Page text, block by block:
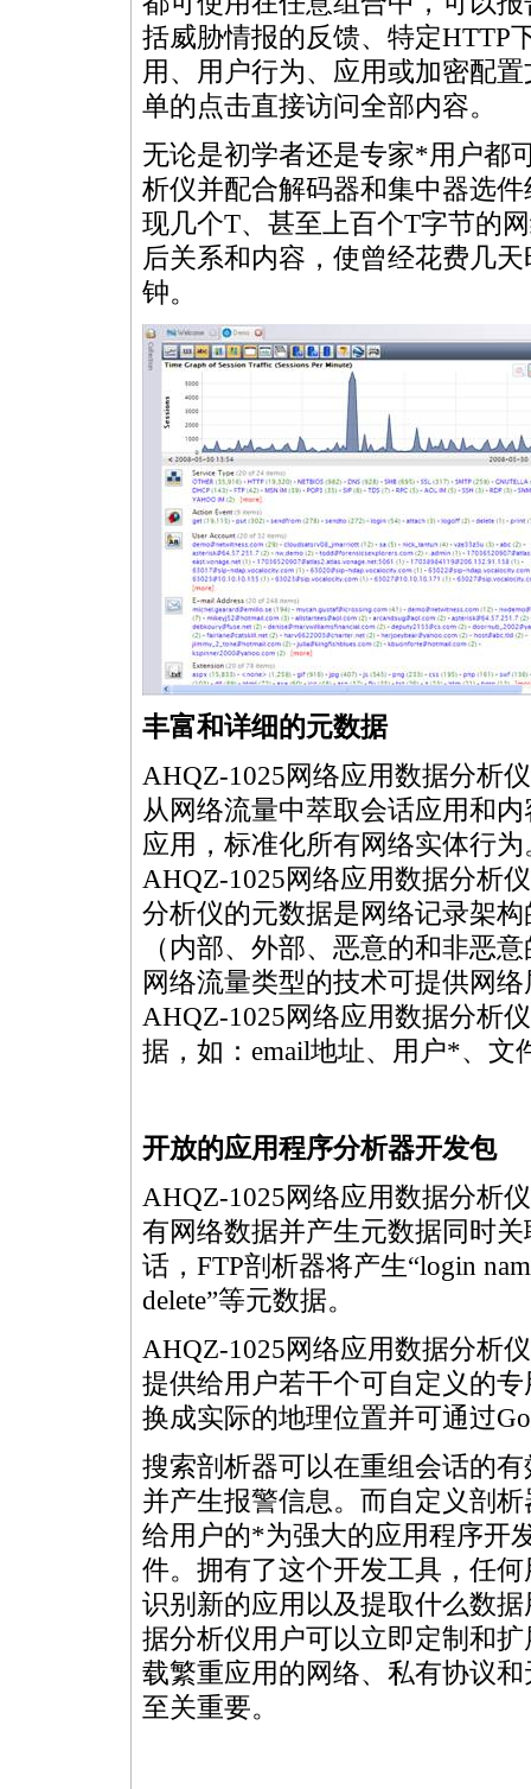
括威胁情报的反馈、特定HTTP
用、用户行为、应用或加密配
单的点击直接访问全部内容。
无论是初学者还是专家*用户都
析仪并配合解码器和集中器选
现几个T、甚至上百个T字节的
后关系和内容，使曾经花费几
钟。
丰富和详细的元数据
AHQZ-1025网络应用数据分析
从网络流量中萃取会话应用和
应用，标准化所有网络实体行
AHQZ-1025网络应用数据分析
分析仪的元数据是网络记录架
（内部、外部、恶意的和非恶
网络流量类型的技术可提供网
AHQZ-1025网络应用数据分析
据，如：email地址、用户*、文
开放的应用程序分析器开发包
AHQZ-1025网络应用数据分析
有网络数据并产生元数据同时
话，FTP剖析器将产生“login
delete”等元数据。
AHQZ-1025网络应用数据分析
提供给用户若干个可自定义的
换成实际的地理位置并可通过
搜索剖析器可以在重组会话的
并产生报警信息。而自定义剖
给用户的*为强大的应用程序开
件。拥有了这个开发工具，任
识别新的应用以及提取什么数
据分析仪用户可以立即定制和
载繁重应用的网络、私有协议和
至关重要。